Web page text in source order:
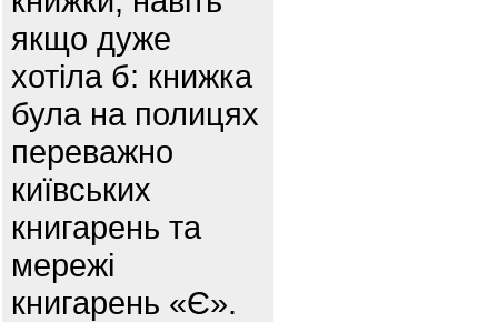
якщо дуже
хотіла б: книжка
була на полицях
переважно
київських
книгарень та
мережі
книгарень «Є».